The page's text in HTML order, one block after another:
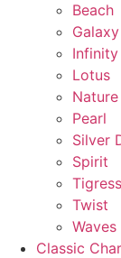
Beach
Galaxy
Infinity
Lotus
Nature
Pearl
Silver
Spirit
Tigress
Twist
Waves
Classic